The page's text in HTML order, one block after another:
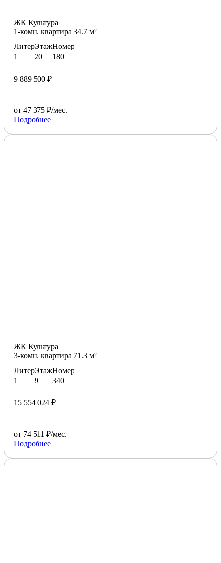
ЖК Культура
1-комн. квартира 34.7 м²
Литер
1
Этаж
20
Номер
180
9 889 500 ₽
от 47 375 ₽/мес.
Подробнее
ЖК Культура
3-комн. квартира 71.3 м²
Литер
1
Этаж
9
Номер
340
15 554 024 ₽
от 74 511 ₽/мес.
Подробнее